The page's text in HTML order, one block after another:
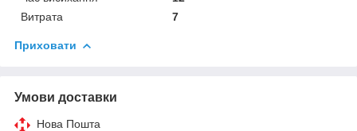
Витрата
7
Приховати
Умови доставки
Нова Пошта